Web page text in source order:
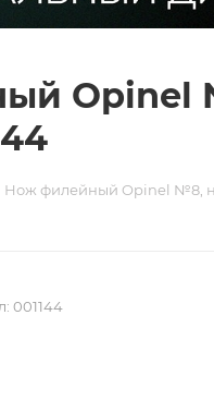
Opinel
Нож филейный Opinel №8,
001144